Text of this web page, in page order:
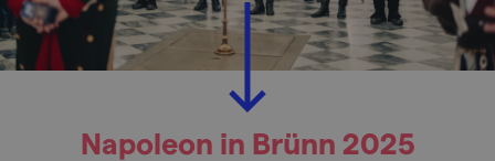
Napoleon in Brünn 2025